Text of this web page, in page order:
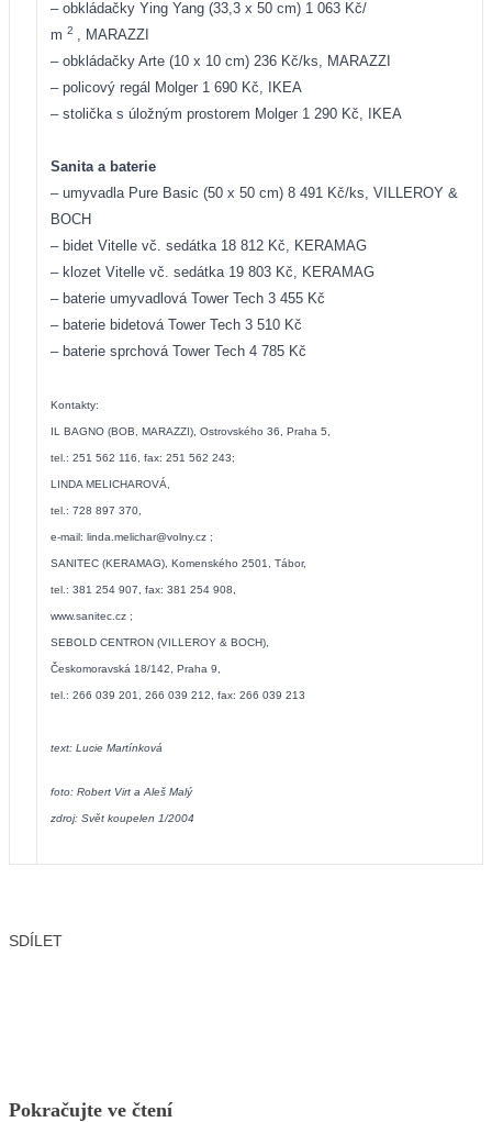
– obkládačky Ying Yang (33,3 x 50 cm) 1 063 Kč/
m 2
, MARAZZI
– obkládačky Arte (10 x 10 cm) 236 Kč/ks, MARAZZI
– policový regál Molger 1 690 Kč, IKEA
– stolička s úložným prostorem Molger 1 290 Kč, IKEA
Sanita a baterie
– umyvadla Pure Basic (50 x 50 cm) 8 491 Kč/ks, VILLEROY &
BOCH
– bidet Vitelle vč. sedátka 18 812 Kč, KERAMAG
– klozet Vitelle vč. sedátka 19 803 Kč, KERAMAG
– baterie umyvadlová Tower Tech 3 455 Kč
– baterie bidetová Tower Tech 3 510 Kč
– baterie sprchová Tower Tech 4 785 Kč
Kontakty:
IL BAGNO (BOB, MARAZZI), Ostrovského 36, Praha 5,
tel.: 251 562 116, fax: 251 562 243;
LINDA MELICHAROVÁ,
tel.: 728 897 370,
e-mail: linda.melichar@volny.cz ;
SANITEC (KERAMAG), Komenského 2501, Tábor,
tel.: 381 254 907, fax: 381 254 908,
www.sanitec.cz ;
SEBOLD CENTRON (VILLEROY & BOCH),
Českomoravská 18/142, Praha 9,
tel.: 266 039 201, 266 039 212, fax: 266 039 213
text: Lucie Martínková
foto: Robert Virt a Aleš Malý
zdroj: Svět koupelen 1/2004
SDÍLET
Pokračujte ve čtení